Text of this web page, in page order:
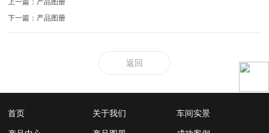
上一篇：产品图册
下一篇：产品图册
返回
首页 关于我们 车间实景